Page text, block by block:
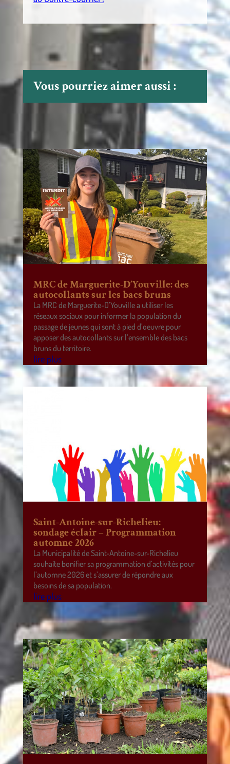
Vous pourriez aimer aussi :
MRC de Marguerite-D’Youville: des
autocollants sur les bacs bruns
La MRC de Marguerite-D’Youville a utiliser les
réseaux sociaux pour informer la population du
passage de jeunes qui sont à pied d’oeuvre pour
apposer des autocollants sur l’ensemble des bacs
bruns du territoire.
lire plus
Saint-Antoine-sur-Richelieu:
sondage éclair – Programmation
automne 2026
La Municipalité de Saint-Antoine-sur-Richelieu
souhaite bonifier sa programmation d’activités pour
l’automne 2026 et s’assurer de répondre aux
besoins de sa population.
lire plus